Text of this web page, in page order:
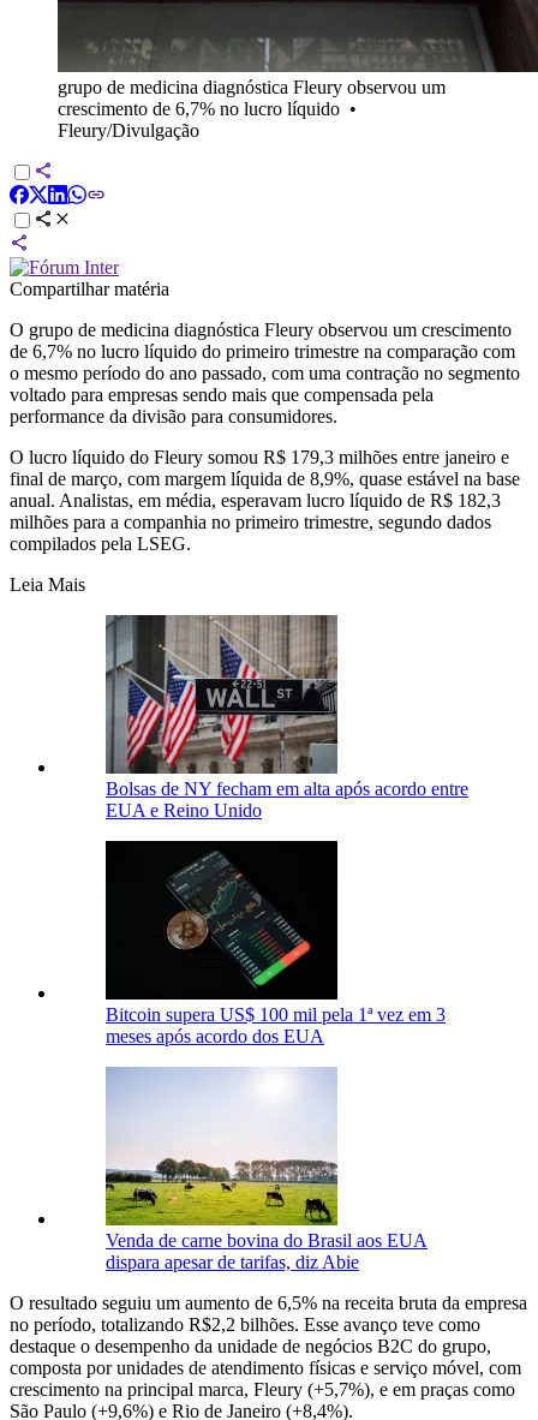
grupo de medicina diagnóstica Fleury observou um
crescimento de 6,7% no lucro líquido •
Fleury/Divulgação
Compartilhar matéria
O grupo de medicina diagnóstica Fleury observou um crescimento
de 6,7% no lucro líquido do primeiro trimestre na comparação com
o mesmo período do ano passado, com uma contração no segmento
voltado para empresas sendo mais que compensada pela
performance da divisão para consumidores.
O lucro líquido do Fleury somou R$ 179,3 milhões entre janeiro e
final de março, com margem líquida de 8,9%, quase estável na base
anual. Analistas, em média, esperavam lucro líquido de R$ 182,3
milhões para a companhia no primeiro trimestre, segundo dados
compilados pela LSEG.
Leia Mais
Bolsas de NY fecham em alta após acordo entre
EUA e Reino Unido
Bitcoin supera US$ 100 mil pela 1ª vez em 3
meses após acordo dos EUA
Venda de carne bovina do Brasil aos EUA
dispara apesar de tarifas, diz Abie
O resultado seguiu um aumento de 6,5% na receita bruta da empresa
no período, totalizando R$2,2 bilhões. Esse avanço teve como
destaque o desempenho da unidade de negócios B2C do grupo,
composta por unidades de atendimento físicas e serviço móvel, com
crescimento na principal marca, Fleury (+5,7%), e em praças como
São Paulo (+9,6%) e Rio de Janeiro (+8,4%).